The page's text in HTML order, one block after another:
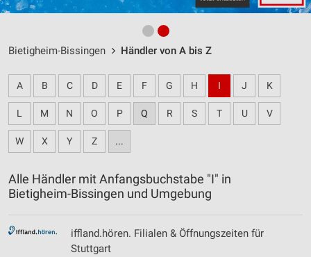
Bietigheim-Bissingen Händler von A bis Z
A B C D E F G H I J K
L M N O P Q R S T U V
W X Y Z ...
Alle Händler mit Anfangsbuchstabe "I" in
Bietigheim-Bissingen und Umgebung
iffland.hören. Filialen & Öffnungszeiten für
Stuttgart